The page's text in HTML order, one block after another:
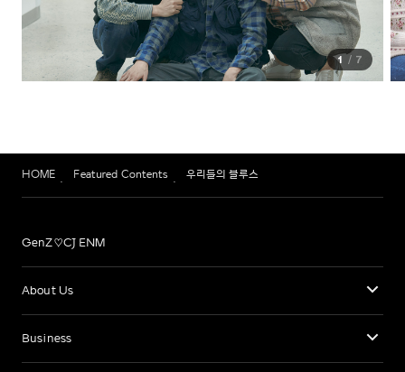
1 7
HOME Featured Contents 우리들의 블루스
GenZ♡CJ ENM
About Us
Business